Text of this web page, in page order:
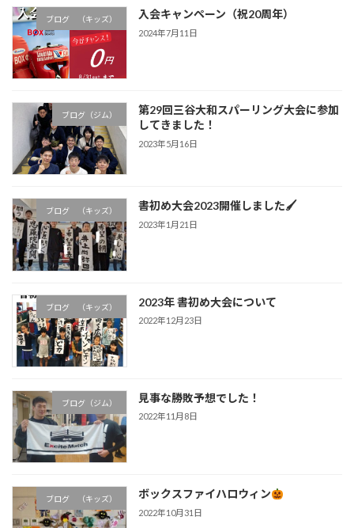
ブログ （キッズ） 入会キャンペーン（祝20周年）
2024年7月11日
ブログ（ジム）
第29回三谷大和スパーリング大会に参加
してきました！
2023年5月16日
ブログ （キッズ） 書初め大会2023開催しました🖌
2023年1月21日
ブログ （キッズ） 2023年 書初め大会について
2022年12月23日
ブログ（ジム） 見事な勝敗予想でした！
2022年11月8日
ブログ （キッズ） ボックスファイハロウィン
2022年10月31日